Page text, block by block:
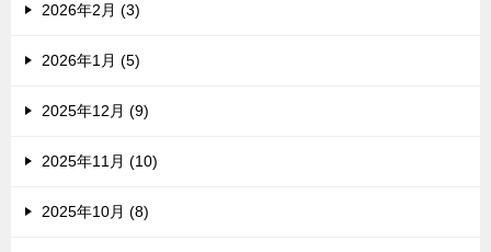
2026年2月 (3)
2026年1月 (5)
2025年12月 (9)
2025年11月 (10)
2025年10月 (8)